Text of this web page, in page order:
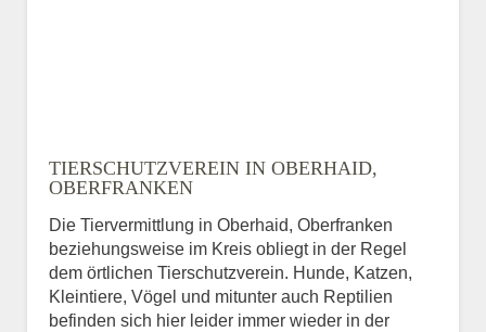
TIERSCHUTZVEREIN IN OBERHAID,
OBERFRANKEN
Die Tiervermittlung in Oberhaid, Oberfranken
beziehungsweise im Kreis obliegt in der Regel
dem örtlichen Tierschutzverein. Hunde, Katzen,
Kleintiere, Vögel und mitunter auch Reptilien
befinden sich hier leider immer wieder in der